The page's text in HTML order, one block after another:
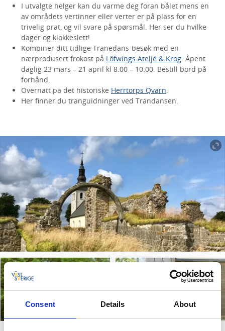
Consent Details About
I utvalgte helger kan du varme deg foran bålet mens en
av områdets vertinner eller verter er på plass for en
trivelig prat, og vil svare på spørsmål. Her ser du hvilke
dager og klokkeslett!
Kombiner ditt tidlige Tranedans-besøk med en
nærprodusert frokost på Löfwings Ateljé & Krog. Åpent
daglig 23 mars – 21 april kl 8.00 – 10.00. Bestill bord på
forhånd.
Overnatt pa det historiske Herrtorps Qvarn.
Her finner du tranguidninger ved Trandansen.